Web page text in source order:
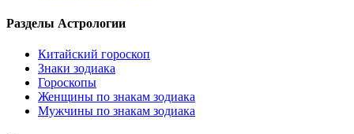
Разделы Астрологии
Китайский гороскоп
Знаки зодиака
Гороскопы
Женщины по знакам зодиака
Мужчины по знакам зодиака